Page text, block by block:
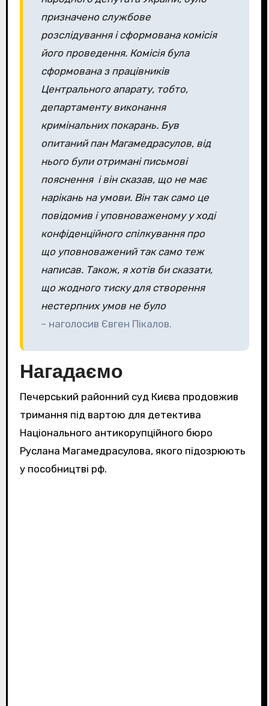
призначено службове
розслідування і сформована комісія
його проведення. Комісія була
сформована з працівників
Центрального апарату, тобто,
департаменту виконання
кримінальних покарань. Був
опитаний пан Магамедрасулов, від
нього були отримані письмові
пояснення і він сказав, що не має
нарікань на умови. Він так само це
повідомив і уповноваженому у ході
конфіденційного спілкування про
що уповноважений так само теж
написав. Також, я хотів би сказати,
що жодного тиску для створення
нестерпних умов не було
– наголосив Євген Пікалов.
Нагадаємо
Печерський районний суд Києва продовжив
тримання під вартою для детектива
Національного антикорупційного бюро
Руслана Магамедрасулова, якого підозрюють
у пособництві рф.